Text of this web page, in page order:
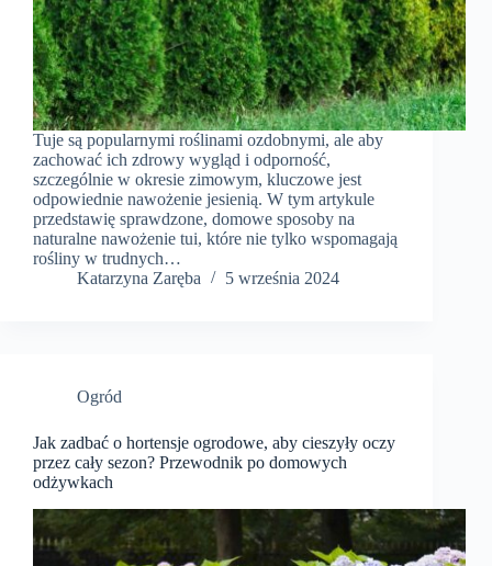
Tuje są popularnymi roślinami ozdobnymi, ale aby
zachować ich zdrowy wygląd i odporność,
szczególnie w okresie zimowym, kluczowe jest
odpowiednie nawożenie jesienią. W tym artykule
przedstawię sprawdzone, domowe sposoby na
naturalne nawożenie tui, które nie tylko wspomagają
rośliny w trudnych…
Katarzyna Zaręba
5 września 2024
Ogród
Jak zadbać o hortensje ogrodowe, aby cieszyły oczy
przez cały sezon? Przewodnik po domowych
odżywkach